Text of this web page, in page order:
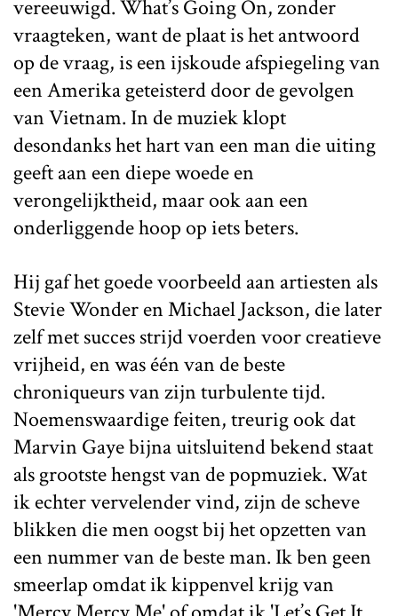
vereeuwigd. What’s Going On, zonder
vraagteken, want de plaat is het antwoord
op de vraag, is een ijskoude afspiegeling van
een Amerika geteisterd door de gevolgen
van Vietnam. In de muziek klopt
desondanks het hart van een man die uiting
geeft aan een diepe woede en
verongelijktheid, maar ook aan een
onderliggende hoop op iets beters.
Hij gaf het goede voorbeeld aan artiesten als
Stevie Wonder en Michael Jackson, die later
zelf met succes strijd voerden voor creatieve
vrijheid, en was één van de beste
chroniqueurs van zijn turbulente tijd.
Noemenswaardige feiten, treurig ook dat
Marvin Gaye bijna uitsluitend bekend staat
als grootste hengst van de popmuziek. Wat
ik echter vervelender vind, zijn de scheve
blikken die men oogst bij het opzetten van
een nummer van de beste man. Ik ben geen
smeerlap omdat ik kippenvel krijg van